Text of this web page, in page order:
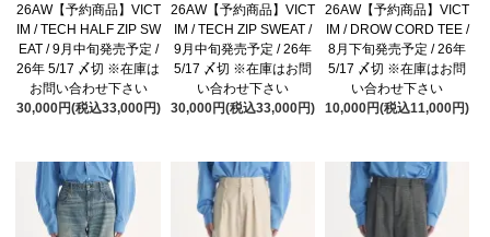
26AW【予約商品】VICT
IM / TECH HALF ZIP SW
EAT / 9月中旬発売予定 /
26年 5/17 〆切 ※在庫は
お問い合わせ下さい
30,000円(税込33,000円)
26AW【予約商品】VICT
IM / TECH ZIP SWEAT /
9月中旬発売予定 / 26年
5/17 〆切 ※在庫はお問
い合わせ下さい
30,000円(税込33,000円)
26AW【予約商品】VICT
IM / DROW CORD TEE /
8月下旬発売予定 / 26年
5/17 〆切 ※在庫はお問
い合わせ下さい
10,000円(税込11,000円)